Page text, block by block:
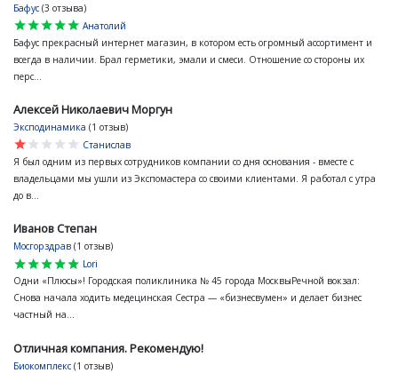
Бафус (3 отзыва)
star
star
star
star
star
Анатолий
Бафус прекрасный интернет магазин, в котором есть огромный ассортимент и
всегда в наличии. Брал герметики, эмали и смеси. Отношение со стороны их
перс...
Алексей Николаевич Моргун
Эксподинамика (1 отзыв)
star
star
star
star
star
Станислав
Я был одним из первых сотрудников компании со дня основания - вместе с
владельцами мы ушли из Экспомастера со своими клиентами. Я работал с утра
до в...
Иванов Степан
Мосгорздрав (1 отзыв)
star
star
star
star
star
Lori
Одни «Плюсы»! Городская поликлиника № 45 города МосквыРечной вокзал:
Снова начала ходить медецинская Сестра — «бизнесвумен» и делает бизнес
частный на...
Отличная компания. Рекомендую!
Биокомплекс (1 отзыв)